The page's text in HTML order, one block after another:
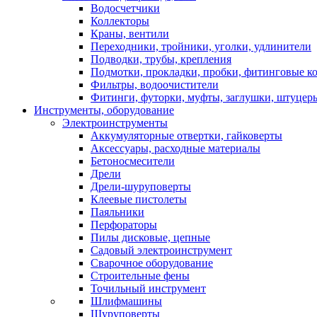
Водосчетчики
Коллекторы
Краны, вентили
Переходники, тройники, уголки, удлинители
Подводки, трубы, крепления
Подмотки, прокладки, пробки, фитинговые
Фильтры, водоочистители
Фитинги, футорки, муфты, заглушки,
Инструменты, оборудование
Электроинструменты
Аккумуляторные отвертки, гайковерты
Аксессуары, расходные материалы
Бетоносмесители
Дрели
Дрели-шуруповерты
Клеевые пистолеты
Паяльники
Перфораторы
Пилы дисковые, цепные
Садовый электроинструмент
Сварочное оборудование
Строительные фены
Точильный инструмент
Шлифмашины
Шуруповерты